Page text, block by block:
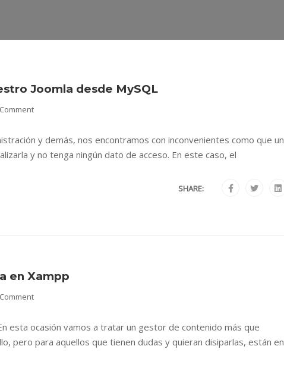
Joomla desde MySQL
y demás, nos encontramos con inconvenientes como que un
y no tenga ningún dato de acceso. En este caso, el
SHARE:
en Xampp
esta ocasión vamos a tratar un gestor de contenido más que
pero para aquellos que tienen dudas y quieran disiparlas, están en